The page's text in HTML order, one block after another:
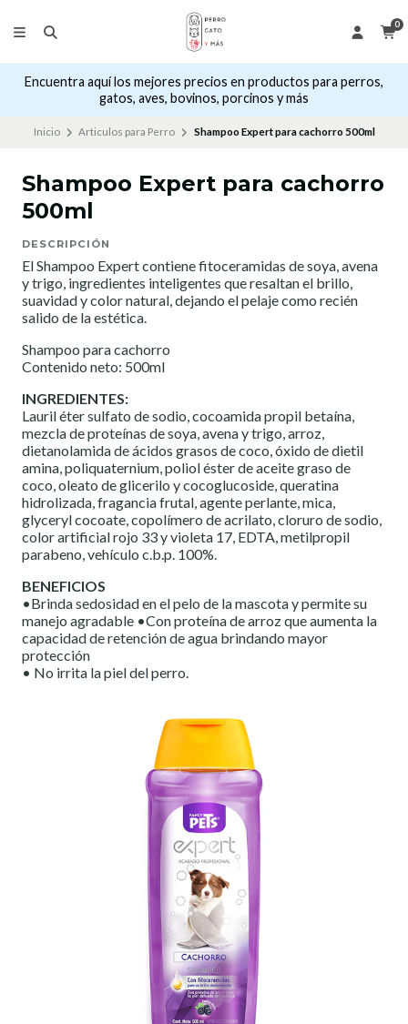
0
Encuentra aquí los mejores precios en productos para perros,
gatos, aves, bovinos, porcinos y más
Inicio Articulos para Perro Shampoo Expert para cachorro 500ml
Shampoo Expert para cachorro
500ml
DESCRIPCIÓN
El Shampoo Expert contiene fitoceramidas de soya, avena
y trigo, ingredientes inteligentes que resaltan el brillo,
suavidad y color natural, dejando el pelaje como recién
salido de la estética.
Shampoo para cachorro
Contenido neto: 500ml
INGREDIENTES:
Lauril éter sulfato de sodio, cocoamida propil betaína,
mezcla de proteínas de soya, avena y trigo, arroz,
dietanolamida de ácidos grasos de coco, óxido de dietil
amina, poliquaternium, poliol éster de aceite graso de
coco, oleato de glicerilo y cocoglucoside, queratina
hidrolizada, fragancia frutal, agente perlante, mica,
glyceryl cocoate, copolímero de acrilato, cloruro de sodio,
color artificial rojo 33 y violeta 17, EDTA, metilpropil
parabeno, vehículo c.b.p. 100%.
BENEFICIOS
•Brinda sedosidad en el pelo de la mascota y permite su
manejo agradable •Con proteína de arroz que aumenta la
capacidad de retención de agua brindando mayor
protección
• No irrita la piel del perro.